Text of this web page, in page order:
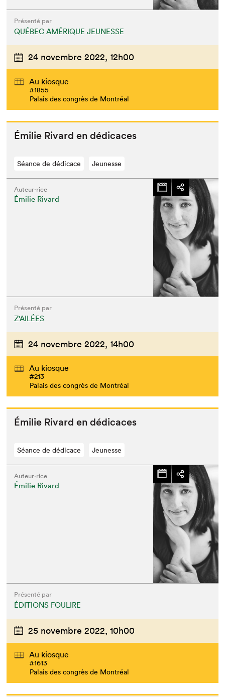
Présenté par
QUÉBEC AMÉRIQUE JEUNESSE
24 novembre 2022, 12h00
Au kiosque
#1855
Palais des congrès de Montréal
Émi­lie Rivard en dédicaces
Séance de dédicace Jeunesse
Auteur·rice
Émilie Rivard
Présenté par
Z'AILÉES
24 novembre 2022, 14h00
Au kiosque
#213
Palais des congrès de Montréal
Émi­lie Rivard en dédicaces
Séance de dédicace Jeunesse
Auteur·rice
Émilie Rivard
Présenté par
ÉDITIONS FOULIRE
25 novembre 2022, 10h00
Au kiosque
#1613
Palais des congrès de Montréal